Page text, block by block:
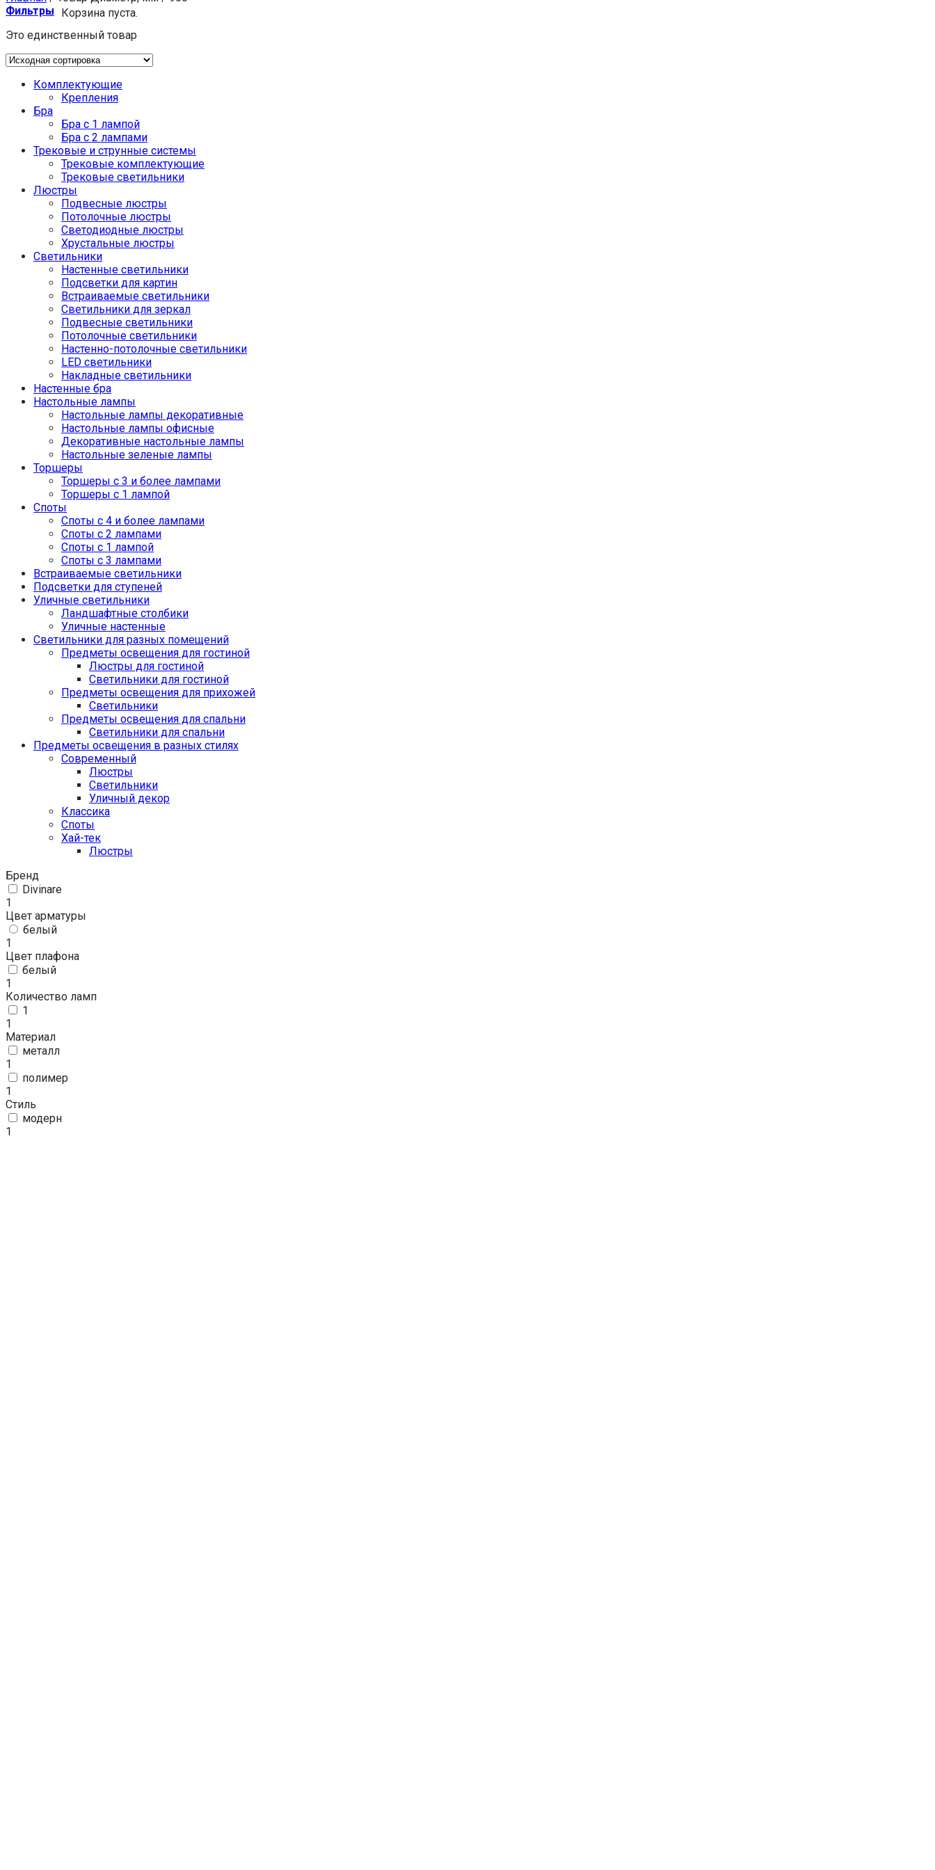
Корзина пуста.
Фильтры
Это единственный товар
Комплектующие
Крепления
Бра
Бра с 1 лампой
Бра с 2 лампами
Трековые и струнные системы
Трековые комплектующие
Трековые светильники
Люстры
Подвесные люстры
Потолочные люстры
Светодиодные люстры
Хрустальные люстры
Светильники
Настенные светильники
Подсветки для картин
Встраиваемые светильники
Светильники для зеркал
Подвесные светильники
Потолочные светильники
Настенно-потолочные светильники
LED светильники
Накладные светильники
Настенные бра
Настольные лампы
Настольные лампы декоративные
Настольные лампы офисные
Декоративные настольные лампы
Настольные зеленые лампы
Торшеры
Торшеры с 3 и более лампами
Торшеры с 1 лампой
Споты
Споты с 4 и более лампами
Споты с 2 лампами
Споты с 1 лампой
Споты с 3 лампами
Встраиваемые светильники
Подсветки для ступеней
Уличные светильники
Ландшафтные столбики
Уличные настенные
Светильники для разных помещений
Предметы освещения для гостиной
Люстры для гостиной
Светильники для гостиной
Предметы освещения для прихожей
Светильники
Предметы освещения для спальни
Светильники для спальни
Предметы освещения в разных стилях
Cовременный
Люстры
Светильники
Уличный декор
Классика
Споты
Хай-тек
Люстры
Бренд
Divinare
1
Цвет арматуры
белый
1
Цвет плафона
белый
1
Количество ламп
1
1
Материал
металл
1
полимер
1
Стиль
модерн
1